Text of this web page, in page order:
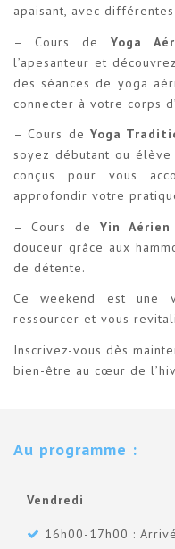
apaisant, avec
– Cours de Yoga
l’apesanteur et
des séances de yoga
connecter à votre corps
– Cours de Yoga
soyez débutant ou
conçus pour vous
approfondir votre
– Cours deYin Aérien
douceur grâce aux
de détente.
Ce weekend est une
ressourcer et vous
Inscrivez-vous dès
bien-être au cœur de
Au programme :
Vendredi
16h00-17h00 :